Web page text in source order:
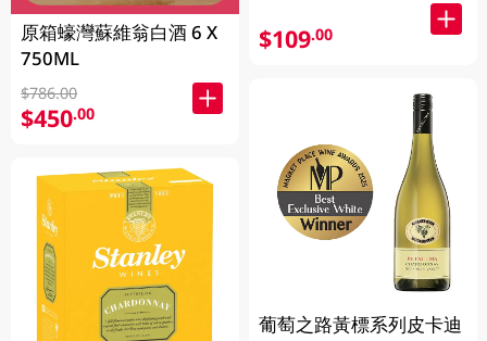
原箱蠔灣蘇維翁白酒 6 X
750ML
$786.00
$450.00
$109.00
葡萄之路黃標系列皮卡迪